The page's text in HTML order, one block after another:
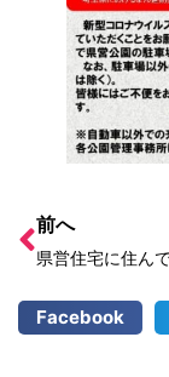
前へ
Facebook